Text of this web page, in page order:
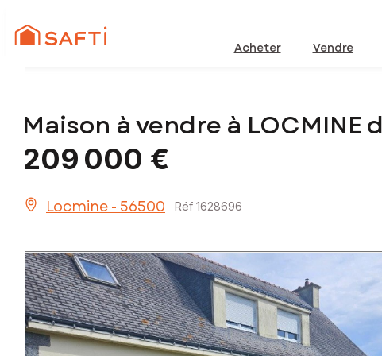
Acheter Vendre
Maison à vendre à LOCMINE
209 000 €
Locmine - 56500 Réf 1628696